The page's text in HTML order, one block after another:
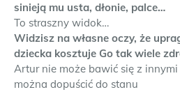
sinieją mu usta, dłonie, palce…
To straszny widok…
Widzisz na własne oczy, że
dziecka kosztuje Go tak wiele
Artur nie może bawić się z
można dopuścić do stanu